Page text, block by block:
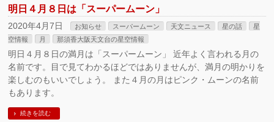
明日４月８日は「スーパームーン」
2020年4月7日 お知らせ スーパームーン 天文ニュース 星の話
星
空情報
月 那須香大阪天文台の星空情報
明日４月８日の満月は「スーパームーン」 近年よく言われる月の
名前です。目で見てわかるほどではありませんが、満月の明かりを
楽しむのもいいでしょう。 また４月の月はピンク・ムーンの名前
もあります。
続きを読む